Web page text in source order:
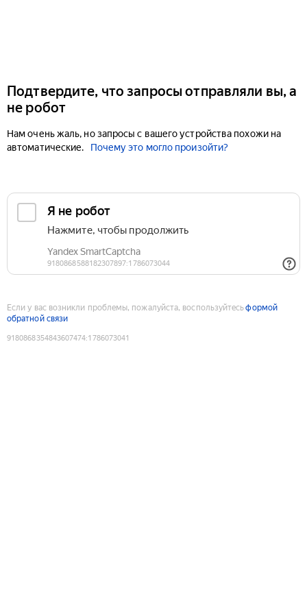
Подтвердите, что запросы отправляли вы, а
не робот
Нам очень жаль, но запросы с вашего устройства похожи на
автоматические.
Почему это могло произойти?
Если у вас возникли проблемы, пожалуйста, воспользуйтесьформой
обратной связи
9180868354843607474:1786073041